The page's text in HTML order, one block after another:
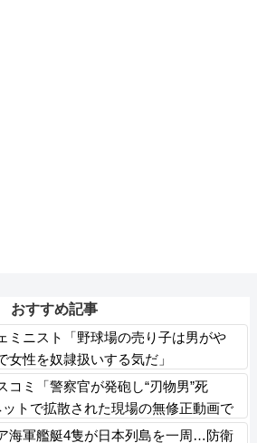
おすすめ記事
ミニスト「野球場の売り子は男がや
女性を奴隷扱いする気だ」
コミ「警察官が発砲し“刃物男”死
トで拡散された現場の無修正動画で
が発覚 → ………
海軍艦艇4隻が日本列島を一周…防衛